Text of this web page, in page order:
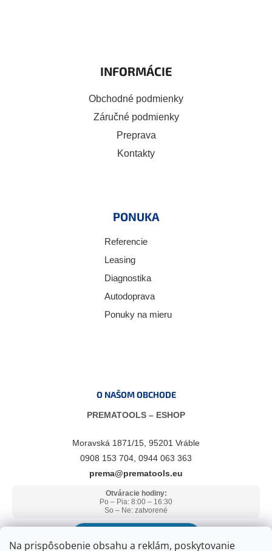
Na prispôsobenie obsahu a reklám, poskytovanie
INFORMÁCIE
Obchodné podmienky
Záručné podmienky
Preprava
Kontakty
PONUKA
Referencie
Leasing
Diagnostika
Autodoprava
Ponuky na mieru
O NAŠOM OBCHODE
PREMATOOLS – ESHOP
Moravská 1871/15, 95201 Vráble
0908 153 704, 0944 063 363
prema@prematools.eu
Otváracie hodiny:
Po – Pia: 8:00 – 16:30
So – Ne: zatvorené